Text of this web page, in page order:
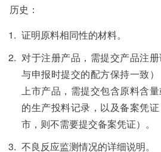
历史：
证明原料相同性的材料。
对于注册产品，需提交产品注
与申报时提交的配方保持一致
上市产品，需提交包含原料含
的生产投料记录，以及备案凭
市，则不需要提交备案凭证）。
不良反应监测情况的详细说明。